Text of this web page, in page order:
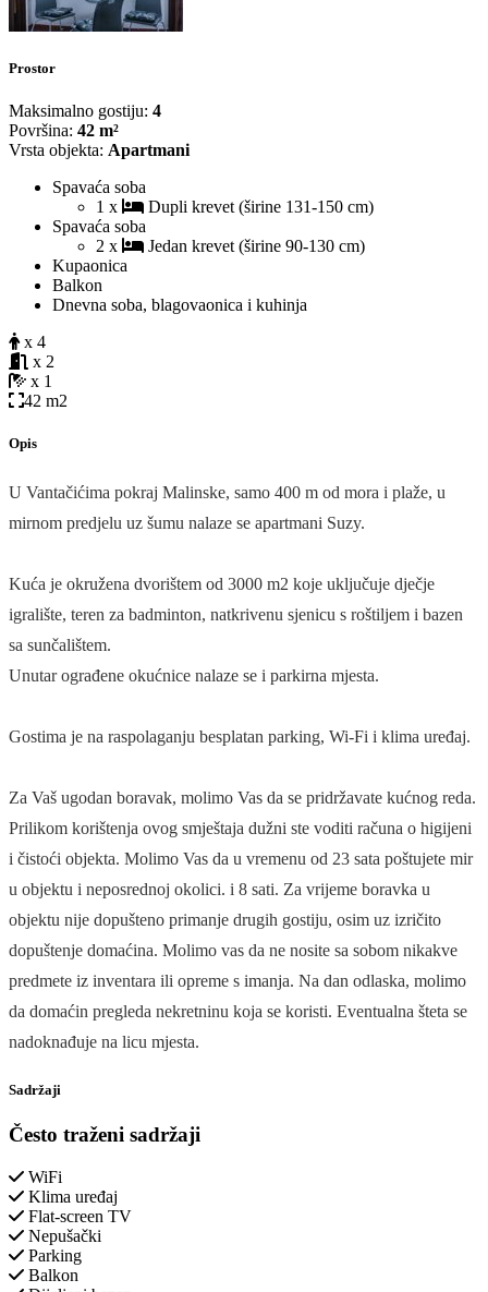
Prostor
Maksimalno gostiju: 4
Površina: 42 m²
Vrsta objekta: Apartmani
Spavaća soba
1 x
Dupli krevet (širine 131-150 cm)
Spavaća soba
2 x
Jedan krevet (širine 90-130 cm)
Kupaonica
Balkon
Dnevna soba, blagovaonica i kuhinja
x 4
x 2
x 1
42 m2
Opis
U Vantačićima pokraj Malinske, samo 400 m od mora i plaže, u
mirnom predjelu uz šumu nalaze se apartmani Suzy.
Kuća je okružena dvorištem od 3000 m2 koje uključuje dječje
igralište, teren za badminton, natkrivenu sjenicu s roštiljem i bazen
sa sunčalištem.
Unutar ograđene okućnice nalaze se i parkirna mjesta.
Gostima je na raspolaganju besplatan parking, Wi-Fi i klima uređaj.
Za Vaš ugodan boravak, molimo Vas da se pridržavate kućnog reda.
Prilikom korištenja ovog smještaja dužni ste voditi računa o higijeni
i čistoći objekta. Molimo Vas da u vremenu od 23 sata poštujete mir
u objektu i neposrednoj okolici. i 8 sati. Za vrijeme boravka u
objektu nije dopušteno primanje drugih gostiju, osim uz izričito
dopuštenje domaćina. Molimo vas da ne nosite sa sobom nikakve
predmete iz inventara ili opreme s imanja. Na dan odlaska, molimo
da domaćin pregleda nekretninu koja se koristi. Eventualna šteta se
nadoknađuje na licu mjesta.
Sadržaji
Često traženi sadržaji
WiFi
Klima uređaj
Flat-screen TV
Nepušački
Parking
Balkon